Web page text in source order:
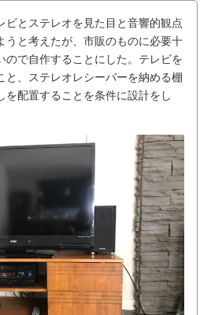
ビとステレオを見た目と音響的観点
うと考えたが、市販のものに必要十
ので自作することにした。テレビを
と、ステレオレシーバーを納める棚
を配置することを条件に設計をし